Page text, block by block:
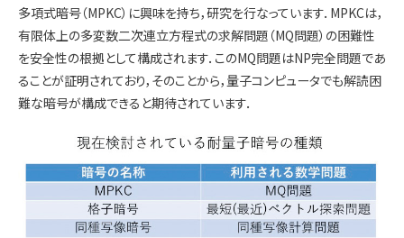
多項式暗号（MPKC）に興味を持ち，研究を行なっています．MPKCは，
有限体上の多変数二次連立方程式の求解問題（MQ問題）の困難性
を安全性の根拠として構成されます．このMQ問題はNP完全問題であ
ることが証明されており，そのことから，量子コンピュータでも解読困
難な暗号が構成できると期待されています．